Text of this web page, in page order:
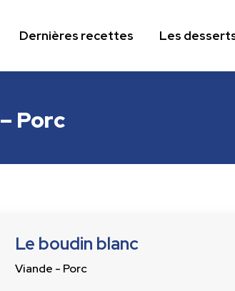
Dernières recettes Les
Porc
Le boudin blanc
Viande - Porc